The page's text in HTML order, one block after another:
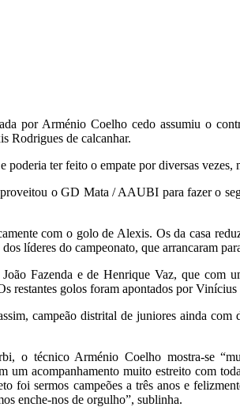
por Arménio Coelho cedo assumiu o
Rodrigues de calcanhar.
ter feito o empate por diversas vezes,
o GD Mata / AAUBI para fazer o
com o golo de Alexis. Os da casa
líderes do campeonato, que arrancaram
João Fazenda e de Henrique Vaz, que
restantes golos foram apontados por
campeão distrital de juniores ainda com
o técnico Arménio Coelho mostra-se
um acompanhamento muito estreito com
foi sermos campeões a três anos e
enche-nos de orgulho”, sublinha.